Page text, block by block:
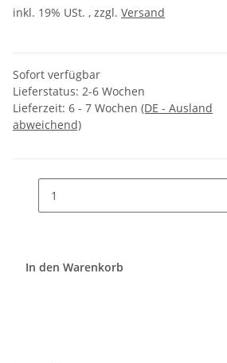
inkl. 19% USt. , zzgl. Versand
Sofort verfügbar
Lieferstatus: 2-6 Wochen
Lieferzeit: 6 - 7 Wochen (DE - Ausland
abweichend)
In den Warenkorb